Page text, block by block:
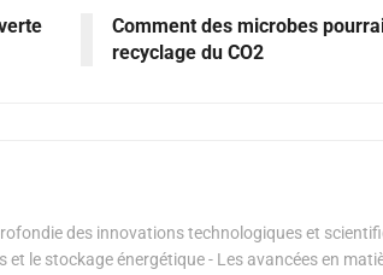
Comment des microbes
recyclage du CO2
des innovations technologiques et
et le stockage énergétique - Les avancées en